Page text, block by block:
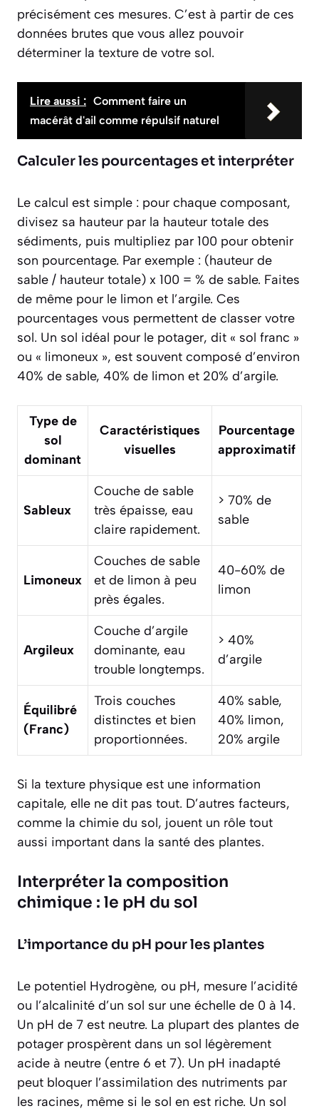
précisément ces mesures. C’est à partir de ces
données brutes que vous allez pouvoir
déterminer la texture de votre sol.
Lire aussi : Comment faire un
macérât d'ail comme répulsif naturel
Calculer les pourcentages et interpréter
Le calcul est simple : pour chaque composant,
divisez sa hauteur par la hauteur totale des
sédiments, puis multipliez par 100 pour obtenir
son pourcentage. Par exemple : (hauteur de
sable / hauteur totale) x 100 = % de sable. Faites
de même pour le limon et l’argile. Ces
pourcentages vous permettent de classer votre
sol. Un sol idéal pour le potager, dit « sol franc »
ou « limoneux », est souvent composé d’environ
40% de sable, 40% de limon et 20% d’argile.
Type de
sol
dominant
Caractéristiques
visuelles
Pourcentage
approximatif
Sableux
Couche de sable
très épaisse, eau
claire rapidement.
> 70% de
sable
Limoneux
Couches de sable
et de limon à peu
près égales.
40-60% de
limon
Argileux
Couche d’argile
dominante, eau
trouble longtemps.
> 40%
d’argile
Équilibré
(Franc)
Trois couches
distinctes et bien
proportionnées.
40% sable,
40% limon,
20% argile
Si la texture physique est une information
capitale, elle ne dit pas tout. D’autres facteurs,
comme la chimie du sol, jouent un rôle tout
aussi important dans la santé des plantes.
Interpréter la composition
chimique : le pH du sol
L’importance du pH pour les plantes
Le potentiel Hydrogène, ou pH, mesure l’acidité
ou l’alcalinité d’un sol sur une échelle de 0 à 14.
Un pH de 7 est neutre. La plupart des plantes de
potager prospèrent dans un sol légèrement
acide à neutre (entre 6 et 7). Un pH inadapté
peut bloquer l’assimilation des nutriments par
les racines, même si le sol en est riche. Un sol